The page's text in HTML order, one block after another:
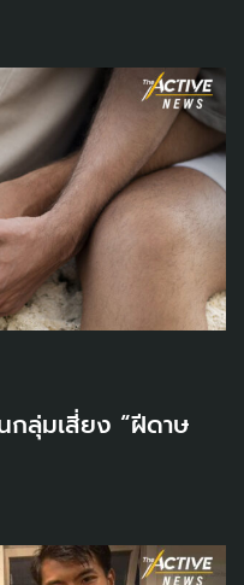
กลุ่มเสี่ยง “ฝีดาษ